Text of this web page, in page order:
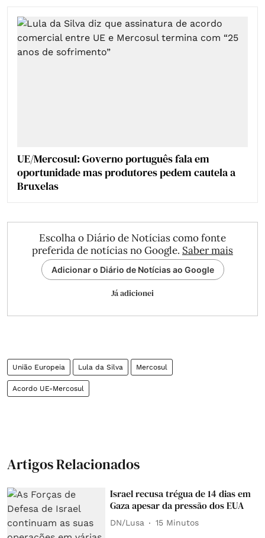
UE/Mercosul: Governo português fala em
oportunidade mas produtores pedem cautela a
Bruxelas
Escolha o Diário de Notícias como fonte
preferida de notícias no Google. Saber mais
Adicionar o Diário de Notícias ao Google
Já adicionei
União Europeia Lula da Silva Mercosul
Acordo UE-Mercosul
Artigos Relacionados
Israel recusa trégua de 14 dias em
Gaza apesar da pressão dos EUA
DN/Lusa 15 Minutos